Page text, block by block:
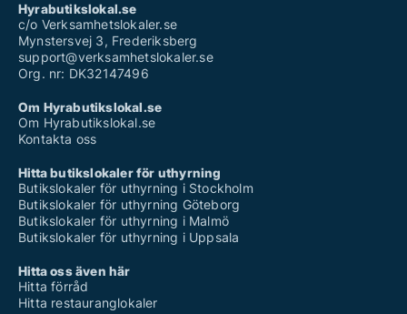
Hyrabutikslokal.se
c/o Verksamhetslokaler.se
Mynstersvej 3, Frederiksberg
support@verksamhetslokaler.se
Org. nr: DK32147496
Om Hyrabutikslokal.se
Om Hyrabutikslokal.se
Kontakta oss
Hitta butikslokaler för uthyrning
Butikslokaler för uthyrning i Stockholm
Butikslokaler för uthyrning Göteborg
Butikslokaler för uthyrning i Malmö
Butikslokaler för uthyrning i Uppsala
Hitta oss även här
Hitta förråd
Hitta restauranglokaler